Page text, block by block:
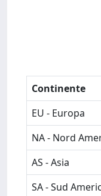
Continente
EU - Europa
NA - Nord
AS - Asia
SA - Sud